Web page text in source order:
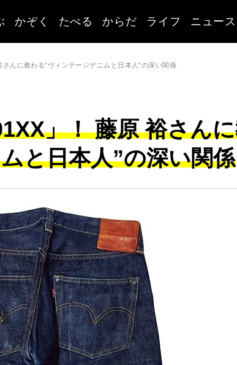
かぞく たべる からだ ライフ ニュース
んに教わる“ヴィンテージデニムと日本人”の深い関係
」！ 藤原 裕さん
と日本人”の深い関係